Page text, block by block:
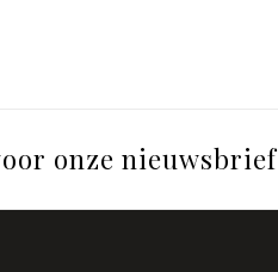
onze nieuwsbrief